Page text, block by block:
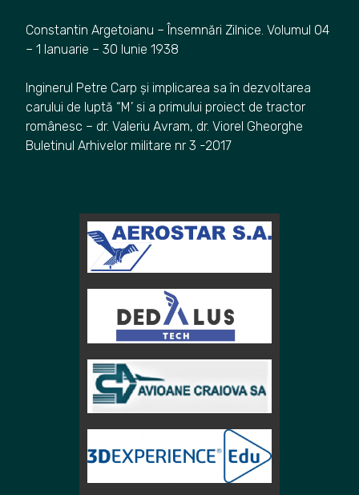
Constantin Argetoianu – Însemnări Zilnice. Volumul 04
– 1 Ianuarie – 30 Iunie 1938
Inginerul Petre Carp și implicarea sa în dezvoltarea
carului de luptă “M’ si a primului proiect de tractor
românesc – dr. Valeriu Avram, dr. Viorel Gheorghe
Buletinul Arhivelor militare nr 3 -2017